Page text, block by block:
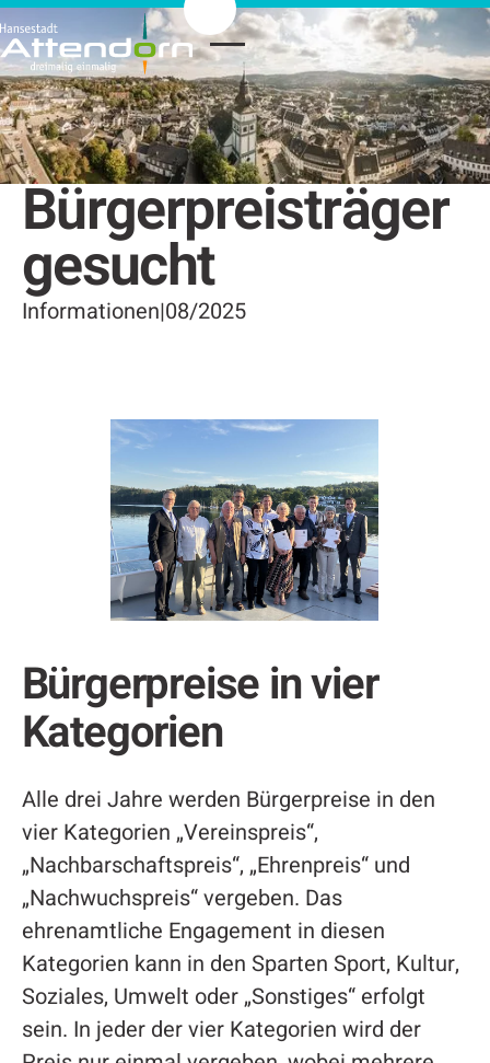
Bürgerpreisträger
gesucht
Informationen|08/2025
Bürgerpreise in vier
Kategorien
Alle drei Jahre werden Bürgerpreise in den
vier Kategorien „Vereinspreis“,
„Nachbarschaftspreis“, „Ehrenpreis“ und
„Nachwuchspreis“ vergeben. Das
ehrenamtliche Engagement in diesen
Kategorien kann in den Sparten Sport, Kultur,
Soziales, Umwelt oder „Sonstiges“ erfolgt
sein. In jeder der vier Kategorien wird der